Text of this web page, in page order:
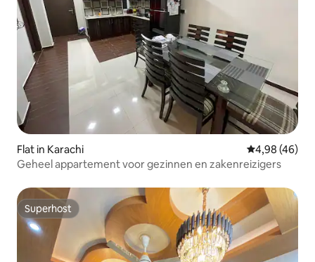
Flat in Karachi Gemiddelde
4,98 (46)
Geheel appartement voor gezinnen en zakenreizigers
Superhost
Superhost